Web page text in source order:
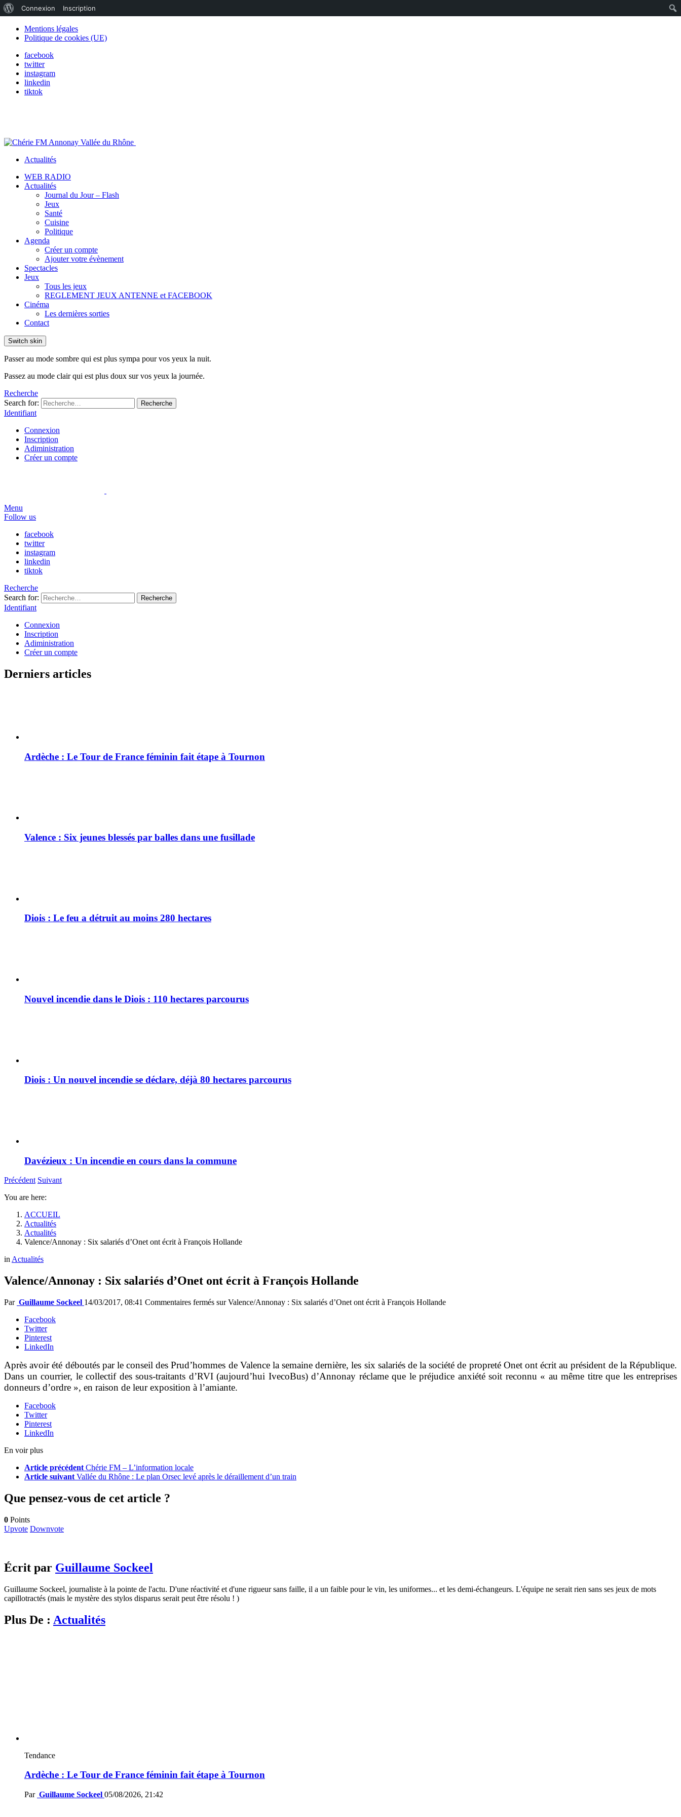
Mentions légales
Politique de cookies (UE)
facebook
twitter
instagram
linkedin
tiktok
Actualités
WEB RADIO
Actualités
Journal du Jour – Flash
Jeux
Santé
Cuisine
Politique
Agenda
Créer un compte
Ajouter votre évènement
Spectacles
Jeux
Tous les jeux
REGLEMENT JEUX ANTENNE et FACEBOOK
Cinéma
Les dernières sorties
Contact
Switch skin
Passer au mode sombre qui est plus sympa pour vos yeux la nuit.
Passez au mode clair qui est plus doux sur vos yeux la journée.
Recherche
Search for:
Recherche
Identifiant
Connexion
Inscription
Adiministration
Créer un compte
Menu
Follow us
facebook
twitter
instagram
linkedin
tiktok
Recherche
Search for:
Recherche
Identifiant
Connexion
Inscription
Adiministration
Créer un compte
Derniers articles
Ardèche : Le Tour de France féminin fait étape à Tournon
Valence : Six jeunes blessés par balles dans une fusillade
Diois : Le feu a détruit au moins 280 hectares
Nouvel incendie dans le Diois : 110 hectares parcourus
Diois : Un nouvel incendie se déclare, déjà 80 hectares parcourus
Davézieux : Un incendie en cours dans la commune
Précédent Suivant
You are here:
ACCUEIL
Actualités
Actualités
Valence/Annonay : Six salariés d’Onet ont écrit à François Hollande
inActualités
Valence/Annonay : Six salariés d’Onet ont écrit à François Hollande
Par Guillaume Sockeel 14/03/2017, 08:41 Commentaires fermés sur Valence/Annonay : Six salariés d’Onet ont écrit à François Hollande
Facebook
Twitter
Pinterest
LinkedIn
Après avoir été déboutés par le conseil des Prud’hommes de Valence la semaine dernière, les six salariés de la société de propreté Onet ont écrit au président de la République.
Dans un courrier, le collectif des sous-traitants d’RVI (aujourd’hui IvecoBus) d’Annonay réclame que le préjudice anxiété soit reconnu « au même titre que les entreprises
donneurs d’ordre », en raison de leur exposition à l’amiante.
Facebook
Twitter
Pinterest
LinkedIn
En voir plus
Article précédent Chérie FM – L’information locale
Article suivant Vallée du Rhône : Le plan Orsec levé après le déraillement d’un train
Que pensez-vous de cet article ?
0 Points
Upvote Downvote
Écrit par Guillaume Sockeel
Guillaume Sockeel, journaliste à la pointe de l'actu. D'une réactivité et d'une rigueur sans faille, il a un faible pour le vin, les uniformes... et les demi-échangeurs. L'équipe ne serait rien sans ses jeux de mots
capillotractés (mais le mystère des stylos disparus serait peut être résolu ! )
Plus De : Actualités
Tendance
Ardèche : Le Tour de France féminin fait étape à Tournon
Par Guillaume Sockeel 05/08/2026, 21:42
de
WordPress
Connexion Inscription